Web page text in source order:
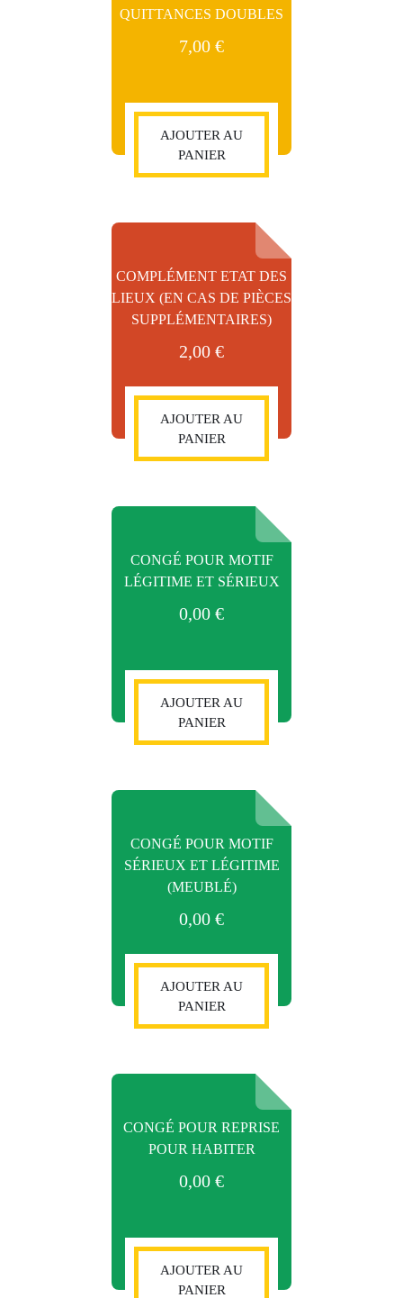
QUITTANCES DOUBLES
7,00 €
AJOUTER AU
PANIER
COMPLÉMENT ETAT DES
LIEUX (EN CAS DE PIÈCES
SUPPLÉMENTAIRES)
2,00 €
AJOUTER AU
PANIER
CONGÉ POUR MOTIF
LÉGITIME ET SÉRIEUX
0,00 €
AJOUTER AU
PANIER
CONGÉ POUR MOTIF
SÉRIEUX ET LÉGITIME
(MEUBLÉ)
0,00 €
AJOUTER AU
PANIER
CONGÉ POUR REPRISE
POUR HABITER
0,00 €
AJOUTER AU
PANIER